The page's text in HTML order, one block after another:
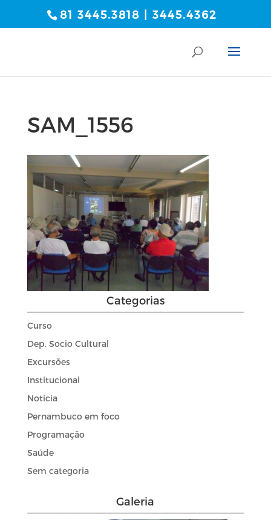
81 3445.3818 | 3445.4362
SAM_1556
Categorias
Curso
Dep. Socio Cultural
Excursões
Institucional
Noticia
Pernambuco em foco
Programação
Saúde
Sem categoria
Galeria